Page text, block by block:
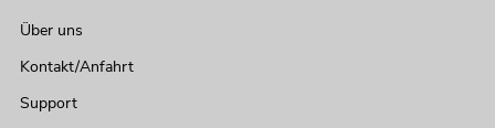
Über uns
Kontakt/Anfahrt
Support